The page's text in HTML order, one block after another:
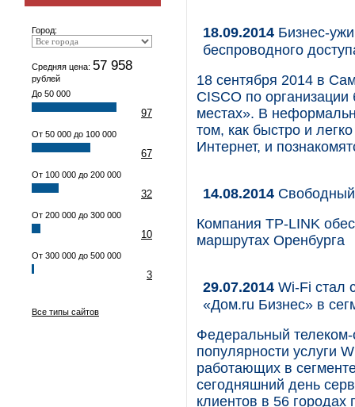
Город:
Средняя цена: 57 958
рублей
До 50 000
97
От 50 000 до 100 000
67
От 100 000 до 200 000
32
От 200 000 до 300 000
10
От 300 000 до 500 000
3
Все типы сайтов
18.09.2014 Бизнес-
беспроводного
18 сентября 2014 в
CISCO по
местах». В
том, как быстро и
Интернет, и
14.08.2014
Компания TP-LINK
маршрутах Оренбурга
29.07.2014 Wi-Fi стал
«Дом.ru Бизнес» в
Федеральный телеком-
популярности услуги
работающих в
сегодняшний день
клиентов в 56 городах